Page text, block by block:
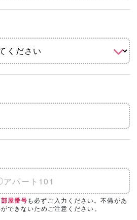
屋番号も必ずご入力ください。不備があ
できないためご注意ください。